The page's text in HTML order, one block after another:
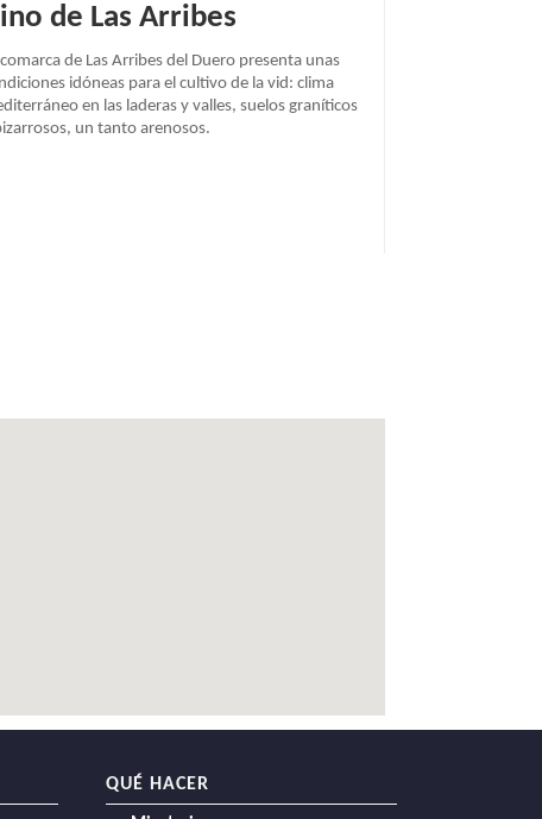
de Las Arribes
comarca de Las Arribes del Duero presenta unas
idóneas para el cultivo de la vid: clima
en las laderas y valles, suelos graníticos
un tanto arenosos.
QUÉ HACER